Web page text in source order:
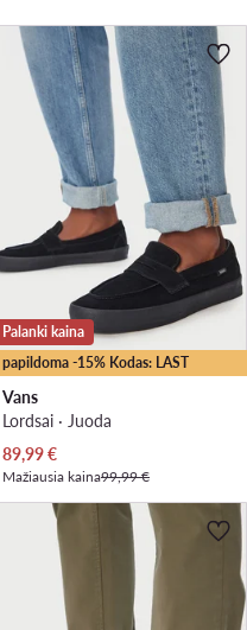
papildoma -15% Kodas: LAST
Palanki kaina
Vans
Lordsai · Juoda
Dabartinė kaina
89,99€
Mažiausia kaina99,99 €